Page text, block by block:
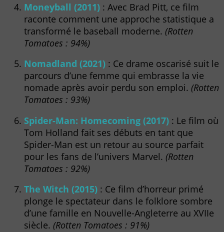
Moneyball (2011) : Avec Brad Pitt, ce film
raconte comment une approche statistique a
transformé le baseball moderne. (Rotten
Tomatoes : 94%)
Nomadland (2021) : Ce drame oscarisé suit le
parcours d’une femme qui embrasse la vie
nomade après avoir perdu son emploi. (Rotten
Tomatoes : 93%)
Spider-Man: Homecoming (2017) : Le film où
Tom Holland fait ses débuts en tant que
Spider-Man est un retour au source parfait
pour les fans de l’univers Marvel. (Rotten
Tomatoes : 92%)
The Witch (2015) : Ce film d’horreur primé
plonge le spectateur dans le folklore sombre
d’une famille en Nouvelle-Angleterre au XVIIe
siècle. (Rotten Tomatoes : 91%)